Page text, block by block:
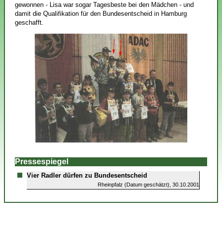
gewonnen - Lisa war sogar Tagesbeste bei den Mädchen - und
damit die Qualifikation für den Bundesentscheid in Hamburg
geschafft.
Pressespiegel
Vier Radler dürfen zu Bundesentscheid
Rheinpfalz (Datum geschätzt), 30.10.2001